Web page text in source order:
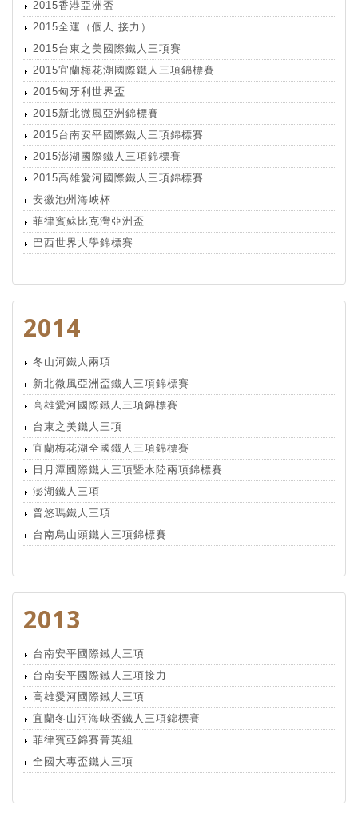
2015香港亞洲盃
2015全運（個人.接力）
2015台東之美國際鐵人三項賽
2015宜蘭梅花湖國際鐵人三項錦標賽
2015匈牙利世界盃
2015新北微風亞洲錦標賽
2015台南安平國際鐵人三項錦標賽
2015澎湖國際鐵人三項錦標賽
2015高雄愛河國際鐵人三項錦標賽
安徽池州海峽杯
菲律賓蘇比克灣亞洲盃
巴西世界大學錦標賽
2014
冬山河鐵人兩項
新北微風亞洲盃鐵人三項錦標賽
高雄愛河國際鐵人三項錦標賽
台東之美鐵人三項
宜蘭梅花湖全國鐵人三項錦標賽
日月潭國際鐵人三項暨水陸兩項錦標賽
澎湖鐵人三項
普悠瑪鐵人三項
台南烏山頭鐵人三項錦標賽
2013
台南安平國際鐵人三項
台南安平國際鐵人三項接力
高雄愛河國際鐵人三項
宜蘭冬山河海峽盃鐵人三項錦標賽
菲律賓亞錦賽菁英組
全國大專盃鐵人三項